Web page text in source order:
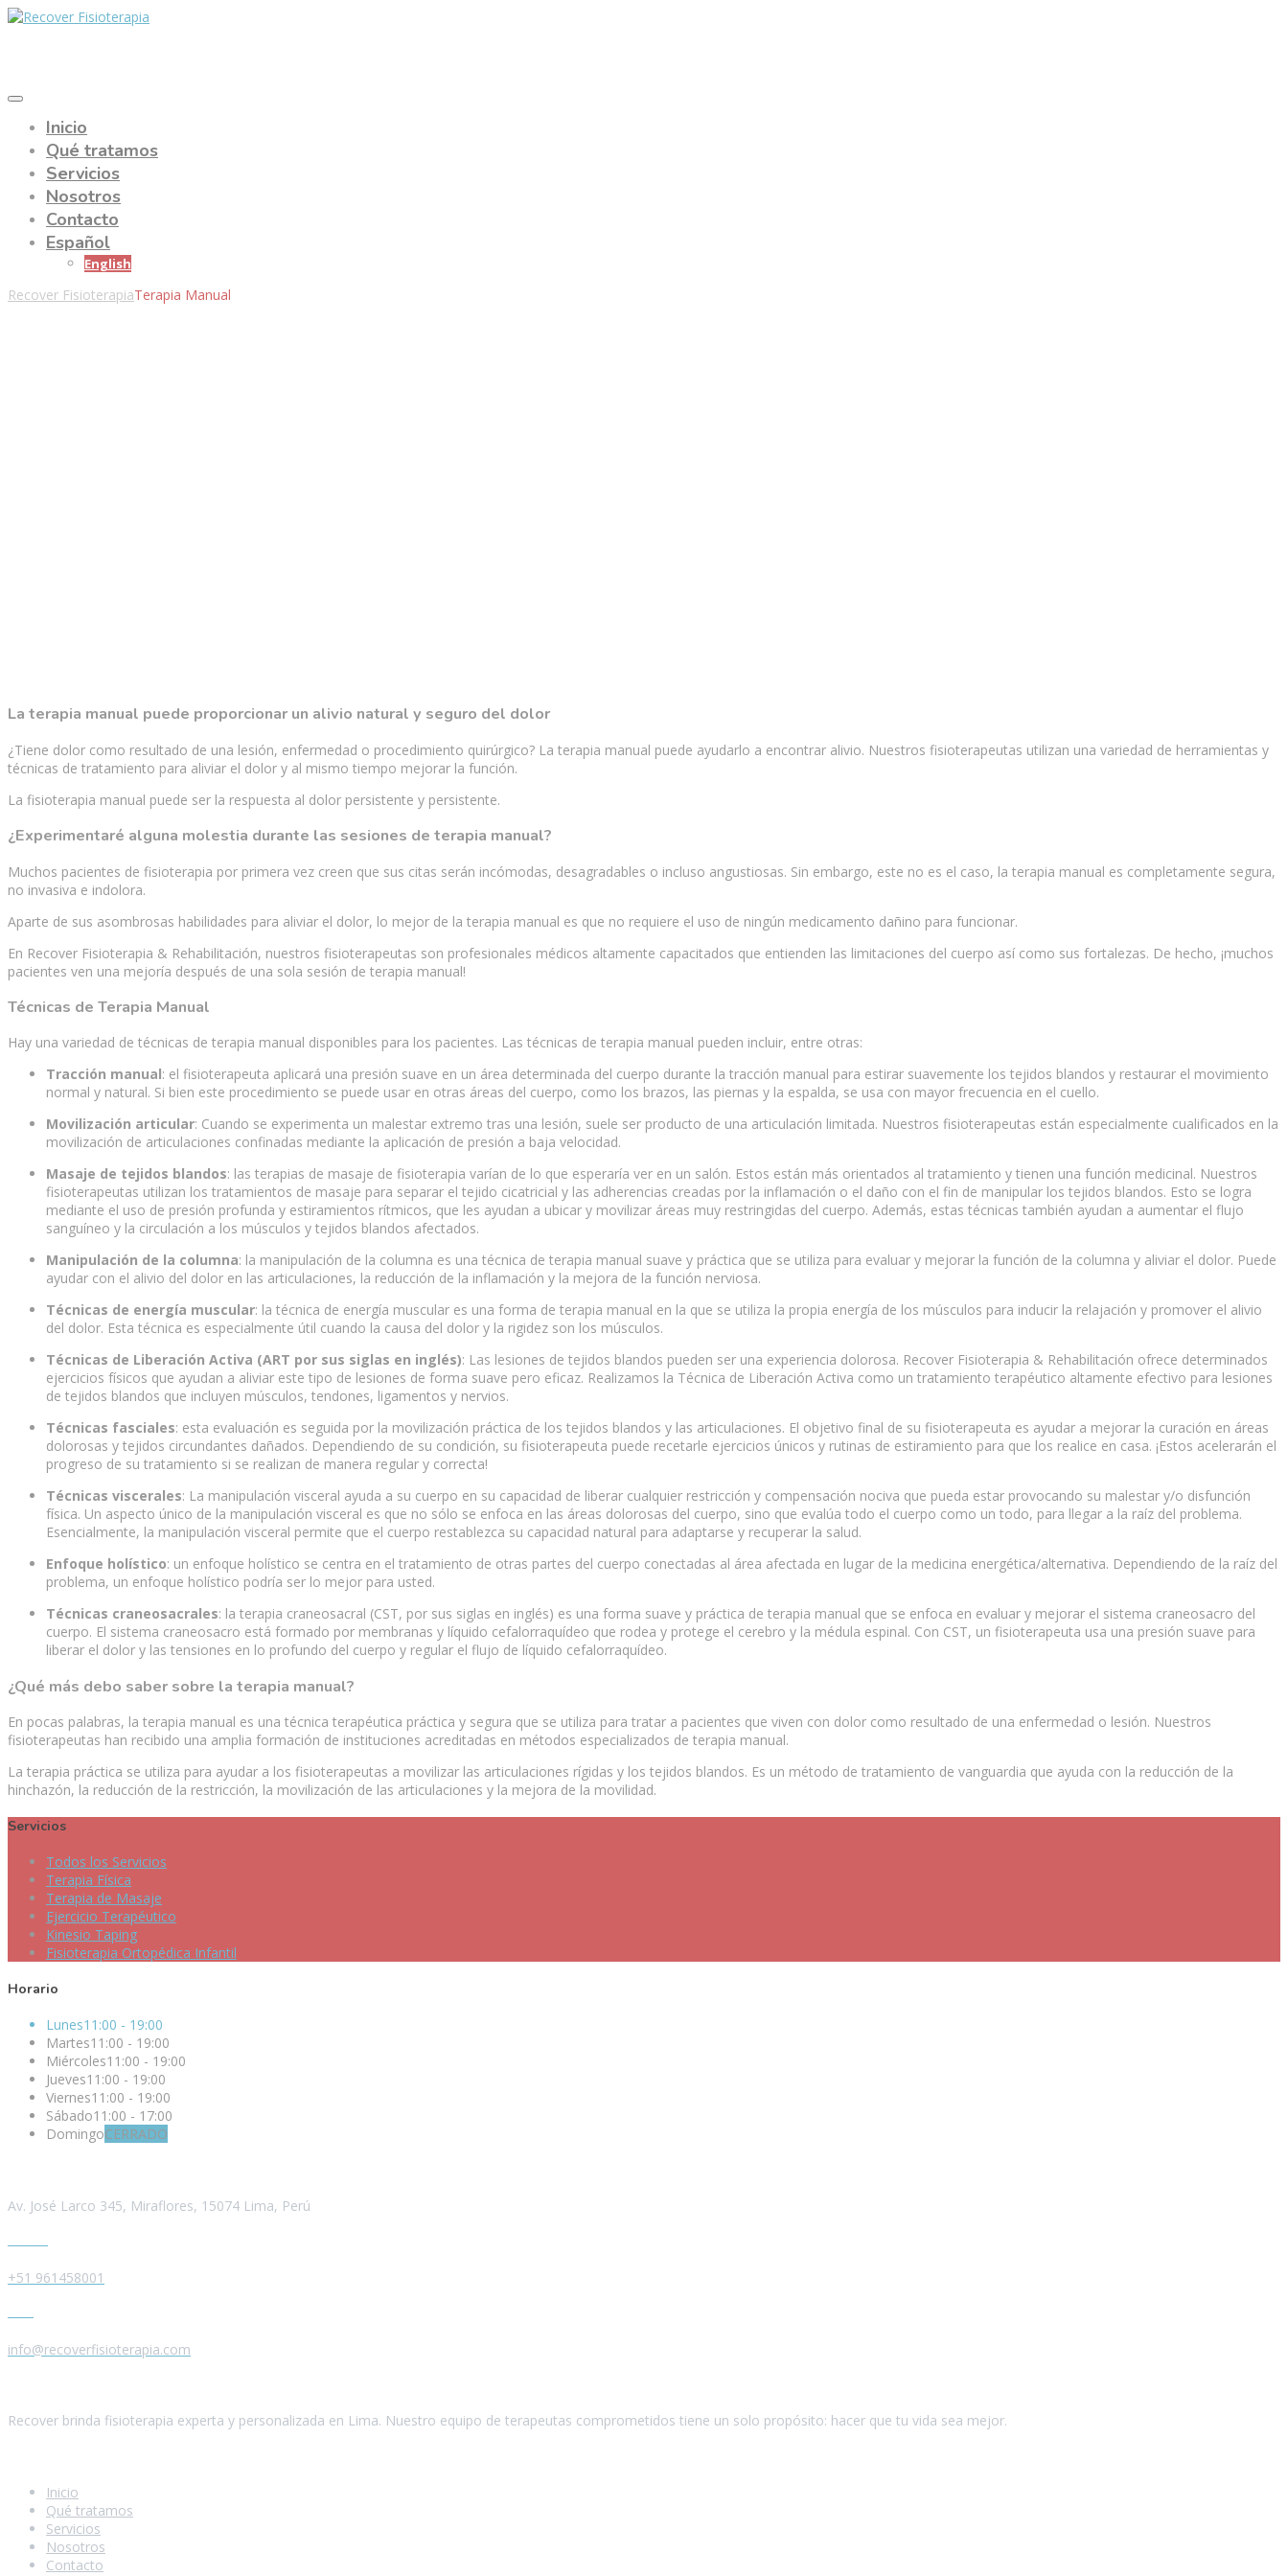
Inicio
Qué tratamos
Servicios
Nosotros
Contacto
Español
English
Recover FisioterapiaTerapia Manual
La terapia manual puede proporcionar un alivio natural y seguro del dolor
¿Tiene dolor como resultado de una lesión, enfermedad o procedimiento quirúrgico? La terapia manual puede ayudarlo a encontrar alivio. Nuestros fisioterapeutas utilizan una variedad de herramientas y
técnicas de tratamiento para aliviar el dolor y al mismo tiempo mejorar la función.
La fisioterapia manual puede ser la respuesta al dolor persistente y persistente.
¿Experimentaré alguna molestia durante las sesiones de terapia manual?
Muchos pacientes de fisioterapia por primera vez creen que sus citas serán incómodas, desagradables o incluso angustiosas. Sin embargo, este no es el caso, la terapia manual es completamente segura,
no invasiva e indolora.
Aparte de sus asombrosas habilidades para aliviar el dolor, lo mejor de la terapia manual es que no requiere el uso de ningún medicamento dañino para funcionar.
En Recover Fisioterapia & Rehabilitación, nuestros fisioterapeutas son profesionales médicos altamente capacitados que entienden las limitaciones del cuerpo así como sus fortalezas. De hecho, ¡muchos
pacientes ven una mejoría después de una sola sesión de terapia manual!
Técnicas de Terapia Manual
Hay una variedad de técnicas de terapia manual disponibles para los pacientes. Las técnicas de terapia manual pueden incluir, entre otras:
Tracción manual: el fisioterapeuta aplicará una presión suave en un área determinada del cuerpo durante la tracción manual para estirar suavemente los tejidos blandos y restaurar el movimiento
normal y natural. Si bien este procedimiento se puede usar en otras áreas del cuerpo, como los brazos, las piernas y la espalda, se usa con mayor frecuencia en el cuello.
Movilización articular: Cuando se experimenta un malestar extremo tras una lesión, suele ser producto de una articulación limitada. Nuestros fisioterapeutas están especialmente cualificados en la
movilización de articulaciones confinadas mediante la aplicación de presión a baja velocidad.
Masaje de tejidos blandos: las terapias de masaje de fisioterapia varían de lo que esperaría ver en un salón. Estos están más orientados al tratamiento y tienen una función medicinal. Nuestros
fisioterapeutas utilizan los tratamientos de masaje para separar el tejido cicatricial y las adherencias creadas por la inflamación o el daño con el fin de manipular los tejidos blandos. Esto se logra
mediante el uso de presión profunda y estiramientos rítmicos, que les ayudan a ubicar y movilizar áreas muy restringidas del cuerpo. Además, estas técnicas también ayudan a aumentar el flujo
sanguíneo y la circulación a los músculos y tejidos blandos afectados.
Manipulación de la columna: la manipulación de la columna es una técnica de terapia manual suave y práctica que se utiliza para evaluar y mejorar la función de la columna y aliviar el dolor. Puede
ayudar con el alivio del dolor en las articulaciones, la reducción de la inflamación y la mejora de la función nerviosa.
Técnicas de energía muscular: la técnica de energía muscular es una forma de terapia manual en la que se utiliza la propia energía de los músculos para inducir la relajación y promover el alivio
del dolor. Esta técnica es especialmente útil cuando la causa del dolor y la rigidez son los músculos.
Técnicas de Liberación Activa (ART por sus siglas en inglés): Las lesiones de tejidos blandos pueden ser una experiencia dolorosa. Recover Fisioterapia & Rehabilitación ofrece determinados
ejercicios físicos que ayudan a aliviar este tipo de lesiones de forma suave pero eficaz. Realizamos la Técnica de Liberación Activa como un tratamiento terapéutico altamente efectivo para lesiones
de tejidos blandos que incluyen músculos, tendones, ligamentos y nervios.
Técnicas fasciales: esta evaluación es seguida por la movilización práctica de los tejidos blandos y las articulaciones. El objetivo final de su fisioterapeuta es ayudar a mejorar la curación en áreas
dolorosas y tejidos circundantes dañados. Dependiendo de su condición, su fisioterapeuta puede recetarle ejercicios únicos y rutinas de estiramiento para que los realice en casa. ¡Estos acelerarán el
progreso de su tratamiento si se realizan de manera regular y correcta!
Técnicas viscerales: La manipulación visceral ayuda a su cuerpo en su capacidad de liberar cualquier restricción y compensación nociva que pueda estar provocando su malestar y/o disfunción
física. Un aspecto único de la manipulación visceral es que no sólo se enfoca en las áreas dolorosas del cuerpo, sino que evalúa todo el cuerpo como un todo, para llegar a la raíz del problema.
Esencialmente, la manipulación visceral permite que el cuerpo restablezca su capacidad natural para adaptarse y recuperar la salud.
Enfoque holístico: un enfoque holístico se centra en el tratamiento de otras partes del cuerpo conectadas al área afectada en lugar de la medicina energética/alternativa. Dependiendo de la raíz del
problema, un enfoque holístico podría ser lo mejor para usted.
Técnicas craneosacrales: la terapia craneosacral (CST, por sus siglas en inglés) es una forma suave y práctica de terapia manual que se enfoca en evaluar y mejorar el sistema craneosacro del
cuerpo. El sistema craneosacro está formado por membranas y líquido cefalorraquídeo que rodea y protege el cerebro y la médula espinal. Con CST, un fisioterapeuta usa una presión suave para
liberar el dolor y las tensiones en lo profundo del cuerpo y regular el flujo de líquido cefalorraquídeo.
¿Qué más debo saber sobre la terapia manual?
En pocas palabras, la terapia manual es una técnica terapéutica práctica y segura que se utiliza para tratar a pacientes que viven con dolor como resultado de una enfermedad o lesión. Nuestros
fisioterapeutas han recibido una amplia formación de instituciones acreditadas en métodos especializados de terapia manual.
La terapia práctica se utiliza para ayudar a los fisioterapeutas a movilizar las articulaciones rígidas y los tejidos blandos. Es un método de tratamiento de vanguardia que ayuda con la reducción de la
hinchazón, la reducción de la restricción, la movilización de las articulaciones y la mejora de la movilidad.
Servicios
Todos los Servicios
Terapia Física
Terapia de Masaje
Ejercicio Terapéutico
Kinesio Taping
Fisioterapia Ortopédica Infantil
Horario
Lunes11:00 - 19:00
Martes11:00 - 19:00
Miércoles11:00 - 19:00
Jueves11:00 - 19:00
Viernes11:00 - 19:00
Sábado11:00 - 17:00
DomingoCERRADO
Av. José Larco 345, Miraflores, 15074 Lima, Perú
+51 961458001
info@recoverfisioterapia.com
Recover brinda fisioterapia experta y personalizada en Lima. Nuestro equipo de terapeutas comprometidos tiene un solo propósito: hacer que tu vida sea mejor.
Inicio
Qué tratamos
Servicios
Nosotros
Contacto